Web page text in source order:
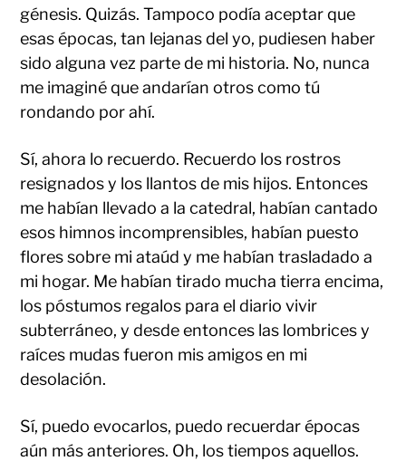
génesis. Quizás. Tampoco podía aceptar que
esas épocas, tan lejanas del yo, pudiesen haber
sido alguna vez parte de mi historia. No, nunca
me imaginé que andarían otros como tú
rondando por ahí.
Sí, ahora lo recuerdo. Recuerdo los rostros
resignados y los llantos de mis hijos. Entonces
me habían llevado a la catedral, habían cantado
esos himnos incomprensibles, habían puesto
flores sobre mi ataúd y me habían trasladado a
mi hogar. Me habían tirado mucha tierra encima,
los póstumos regalos para el diario vivir
subterráneo, y desde entonces las lombrices y
raíces mudas fueron mis amigos en mi
desolación.
Sí, puedo evocarlos, puedo recuerdar épocas
aún más anteriores. Oh, los tiempos aquellos.